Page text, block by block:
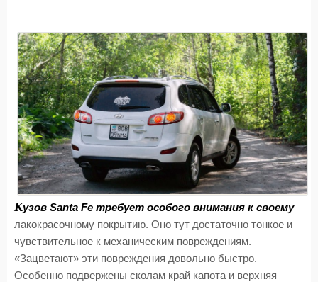
Кузов Santa Fe требует особого внимания к своему
лакокрасочному покрытию. Оно тут достаточно тонкое и
чувствительное к механическим повреждениям.
«Зацветают» эти повреждения довольно быстро.
Особенно подвержены сколам край капота и верхняя